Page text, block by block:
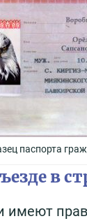
паспорта
в